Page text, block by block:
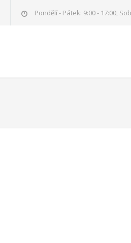
Pondělí - Pátek: 9:00 - 17:00,